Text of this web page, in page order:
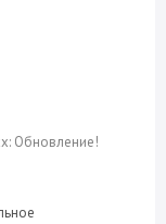
Обновление!